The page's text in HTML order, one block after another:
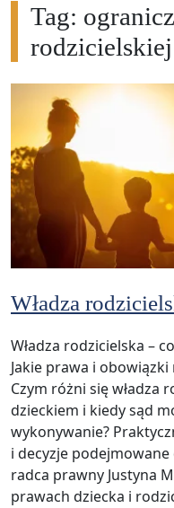
Tag:
rodzicielskiej
Władza
Władza rodzicielska –
Jakie prawa i
Czym różni się władza
dzieckiem i kiedy sąd
wykonywanie?
i decyzje
radca prawny Justyna
prawach dziecka i